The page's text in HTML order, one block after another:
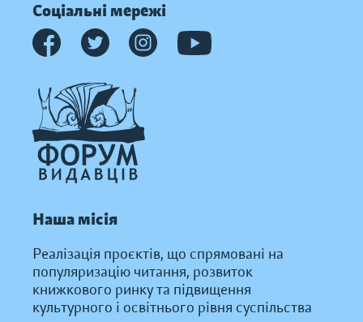
Соціальні мережі
Наша місія
Реалізація проєктів, що спрямовані на
популяризацію читання, розвиток
книжкового ринку та підвищення
культурного і освітнього рівня суспільства